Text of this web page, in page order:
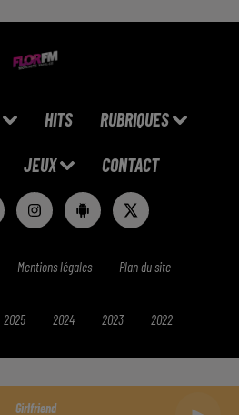
Girlfriend
HITS RUBRIQUES
JEUX CONTACT
Mentions légales Plan du site
2025 2024 2023 2022